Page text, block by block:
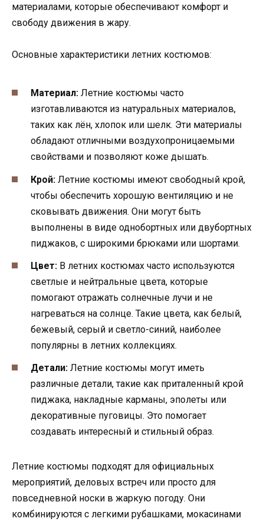
материалами, которые обеспечивают комфорт и
свободу движения в жару.
Основные характеристики летних костюмов:
Материал: Летние костюмы часто
изготавливаются из натуральных материалов,
таких как лён, хлопок или шелк. Эти материалы
обладают отличными воздухопроницаемыми
свойствами и позволяют коже дышать.
Крой: Летние костюмы имеют свободный крой,
чтобы обеспечить хорошую вентиляцию и не
сковывать движения. Они могут быть
выполнены в виде однобортных или двубортных
пиджаков, с широкими брюками или шортами.
Цвет: В летних костюмах часто используются
светлые и нейтральные цвета, которые
помогают отражать солнечные лучи и не
нагреваться на солнце. Такие цвета, как белый,
бежевый, серый и светло-синий, наиболее
популярны в летних коллекциях.
Детали: Летние костюмы могут иметь
различные детали, такие как приталенный крой
пиджака, накладные карманы, эполеты или
декоративные пуговицы. Это помогает
создавать интересный и стильный образ.
Летние костюмы подходят для официальных
мероприятий, деловых встреч или просто для
повседневной носки в жаркую погоду. Они
комбинируются с легкими рубашками, мокасинами